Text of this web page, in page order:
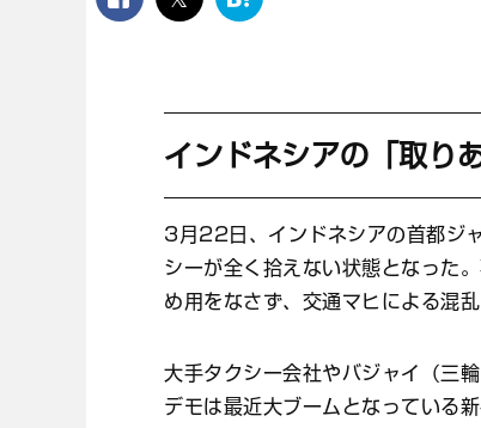
facebook
twitter
は
マ
ク
インドネシアの「取り
3月22日、インドネシアの首都ジ
シーが全く拾えない状態となった
め用をなさず、交通マヒによる混
大手タクシー会社やバジャイ（三
デモは最近大ブームとなっている